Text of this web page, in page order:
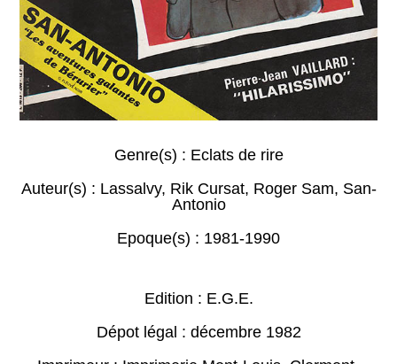
Genre(s) : Eclats de rire
Auteur(s) : Lassalvy, Rik Cursat, Roger Sam, San-
Antonio
Epoque(s) : 1981-1990
Edition : E.G.E.
Dépot légal : décembre 1982